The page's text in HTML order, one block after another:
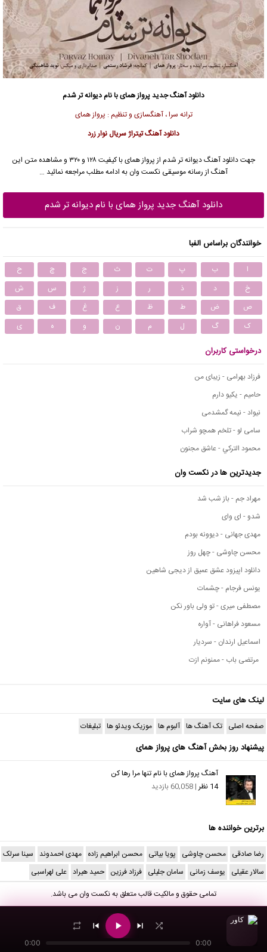
دانلود آهنگ جدیدپرواز همای با نام دیوانه تر شدم
ترانه سرا ، آهنگسازی و تنظیم : پرواز همای
دانلود آهنگ تیتراژ سریال نوار زرد
جهت دانلود آهنگ دیوانه تر شدم از پرواز همای با کیفیت ۱۲۸ و ۳۲۰ و مشاهده متن این
آهنگ از رسانه موسیقی نکست وان به ادامه مطلب مراجعه نمائید …
دانلود آهنگ جدید پرواز همای با نام دیوانه تر شدم
خوانندگان براساس الفبا
ا ب پ ت ث ج چ
ح
خ
د ذ ر ز ژ س
ش
ص
ض ط ظ ع غ ف
ق
ک
گ ل م ن و ه ی
درخواستی کاربران
فرزاد بهرامی - زیبای من
حامیم - یکیو دارم
نیواد - نیمه گمشدمی
سامی لو - تلخم همچو شراب
محمود التركي - عاشق مجنون
جدیدترین ها در نکست وان
مهراد جم - باز شب شد
شدو - ای وای
مهدی جهانی - دیوونه بودم
محسن چاوشی - چهل روز
دانلود اپیزود عشق عمیق از دیجی شاهین
یونس فرجام - چشمات
مصطفی میری - تو ولی باور نکن
مسعود فراهانی - آواره
اسماعیل ارندان - سردیار
مرتضی باب - ممنونم ازت
0:00
0:00
لینک های سایت
صفحه اصلی تک آهنگ ها آلبوم ها موزیک ویدئو ها تبلیغات
پیشنهاد روز بخش آهنگ های پرواز همای
آهنگ پرواز همای با نام تنها مرا رها کن
14 نظر
| 60,058 بازدید
برترین خواننده ها
رضا صادقی محسن چاوشی پویا بیاتی محسن ابراهیم زاده مهدی احمدوند سینا سرلک
سالار عقیلی یوسف زمانی سامان جلیلی فرزاد فرزین حمید هیراد علی لهراسبی
تمامی حقوق و مالکیت قالب متعلق بهنکست وانمی باشد.